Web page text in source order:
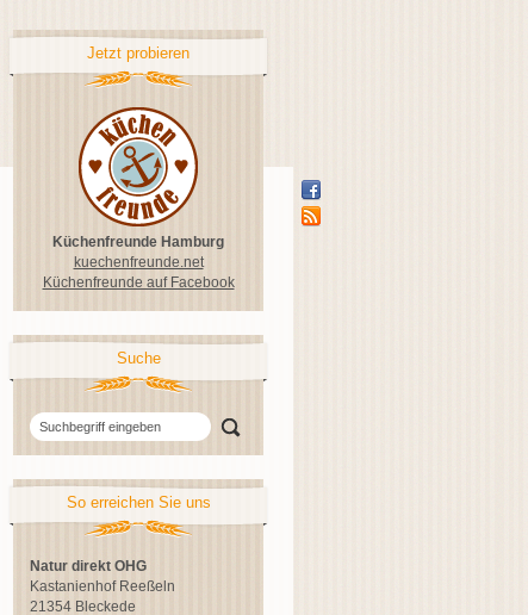
Jetzt probieren
Küchenfreunde Hamburg
kuechenfreunde.net
Küchenfreunde auf Facebook
Suche
So erreichen Sie uns
Natur direkt OHG
Kastanienhof Reeßeln
21354 Bleckede